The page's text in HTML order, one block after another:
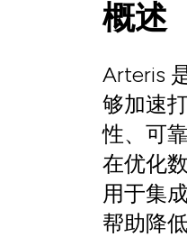
概述
Arteris
够加速
性、可
在优化
用于集
帮助降